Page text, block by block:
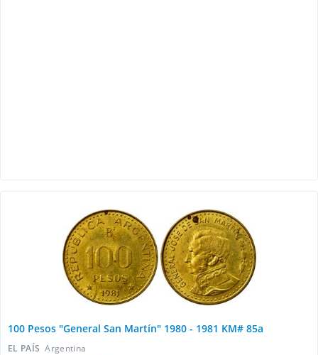
100 Pesos "General San Martín" 1980 - 1981 KM# 85a
EL PAÍS Argentina